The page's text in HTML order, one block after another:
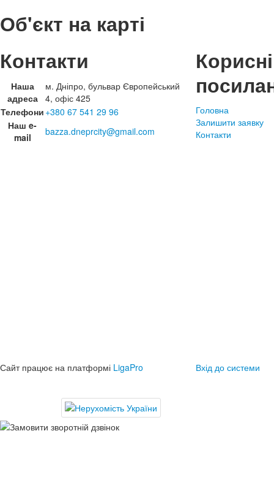
Об'єкт на карті
Контакти
Наша
адреса
м. Дніпро, бульвар Європейський
4, офіс 425
Телефони +380 67 541 29 96
Наш e-
mail
bazza.dneprcity@gmail.com
Корисні
Головна
Залишити заявку
Контакти
Сайт працює на платформі LigaPro Вхід до системи